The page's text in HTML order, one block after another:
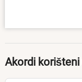
Akordi korišteni